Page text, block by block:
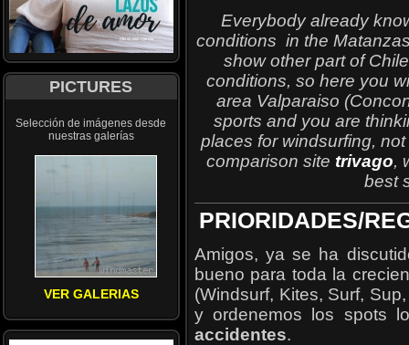
PICTURES
Selección de imágenes desde
nuestras galerías
VER GALERIAS
Everybody already
conditions in the
show other part of
conditions, so here you
area Valparaiso
sports and you are
places for windsurfing,
comparison site trivago,
best
PRIORIDADES/
Amigos, ya se ha
bueno para toda la
(Windsurf, Kites, Surf,
y ordenemos los spots
accidentes.